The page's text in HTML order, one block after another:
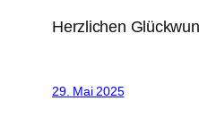
Herzlichen
29. Mai 2025